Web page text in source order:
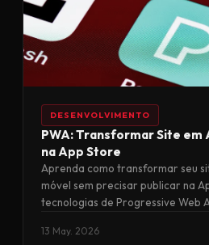
DESENVOLVIMENTO
PWA: Transformar Site em
na App Store
Aprenda como transformar seu
móvel sem precisar publicar na
tecnologias de Progressive Web
13 May. 2026